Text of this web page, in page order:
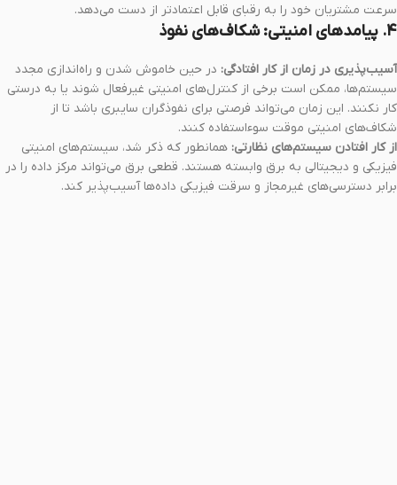
سرعت مشتریان خود را به رقبای قابل اعتمادتر از دست می‌دهد.
۴. پیامدهای امنیتی: شکاف‌های نفوذ
آسیب‌پذیری در زمان از کار افتادگی: در حین خاموش شدن و راه‌اندازی مجدد
سیستم‌ها، ممکن است برخی از کنترل‌های امنیتی غیرفعال شوند یا به درستی
کار نکنند. این زمان می‌تواند فرصتی برای نفوذگران سایبری باشد تا از
شکاف‌های امنیتی موقت سوءاستفاده کنند.
از کار افتادن سیستم‌های نظارتی: همانطور که ذکر شد، سیستم‌های امنیتی
فیزیکی و دیجیتالی به برق وابسته هستند. قطعی برق می‌تواند مرکز داده را در
برابر دسترسی‌های غیرمجاز و سرقت فیزیکی داده‌ها آسیب‌پذیر کند.